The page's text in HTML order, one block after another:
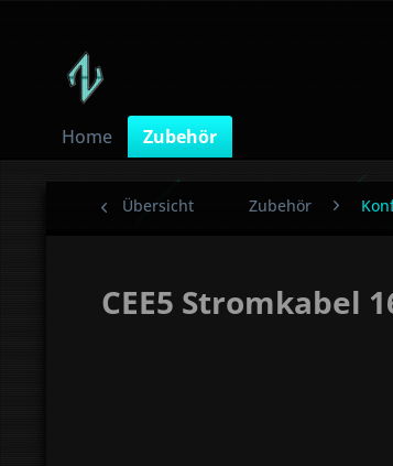
Home Zubehör
Übersicht Zubehör
CEE5 Stromkabel